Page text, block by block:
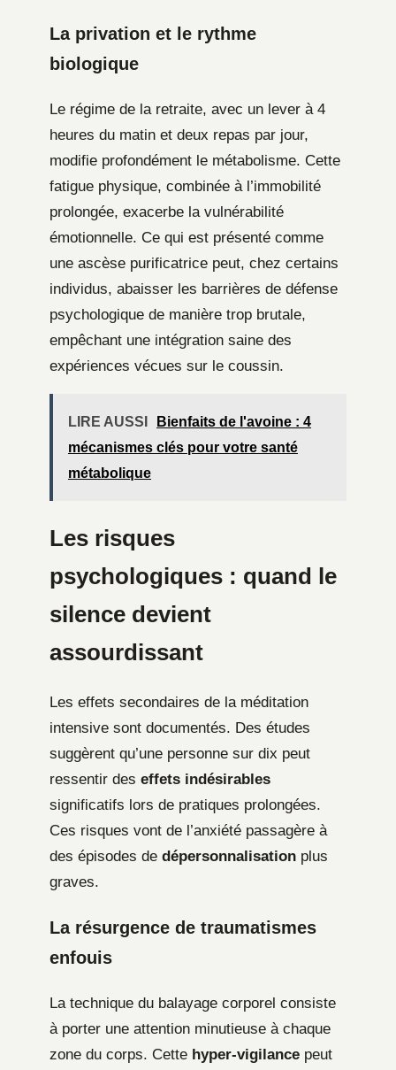
La privation et le rythme
biologique
Le régime de la retraite, avec un lever à 4
heures du matin et deux repas par jour,
modifie profondément le métabolisme. Cette
fatigue physique, combinée à l’immobilité
prolongée, exacerbe la vulnérabilité
émotionnelle. Ce qui est présenté comme
une ascèse purificatrice peut, chez certains
individus, abaisser les barrières de défense
psychologique de manière trop brutale,
empêchant une intégration saine des
expériences vécues sur le coussin.
LIRE AUSSI
Bienfaits de l'avoine : 4
mécanismes clés pour votre santé
métabolique
Les risques
psychologiques : quand le
silence devient
assourdissant
Les effets secondaires de la méditation
intensive sont documentés. Des études
suggèrent qu’une personne sur dix peut
ressentir des effets indésirables
significatifs lors de pratiques prolongées.
Ces risques vont de l’anxiété passagère à
des épisodes de dépersonnalisation plus
graves.
La résurgence de traumatismes
enfouis
La technique du balayage corporel consiste
à porter une attention minutieuse à chaque
zone du corps. Cette hyper-vigilance peut